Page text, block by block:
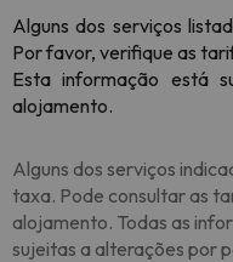
Alguns dos serviços
Por favor, verifique as
Esta informação está
alojamento.
Alguns dos serviços
taxa. Pode consultar as
alojamento. Todas as
sujeitas a alterações por